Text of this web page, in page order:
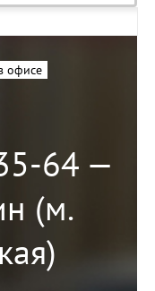
офисе
64 —
(м.